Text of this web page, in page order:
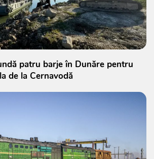
patru barje în Dunăre pentru
de la Cernavodă